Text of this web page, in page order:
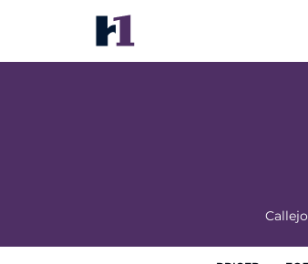
Posada del Cortes Hotel
Priser